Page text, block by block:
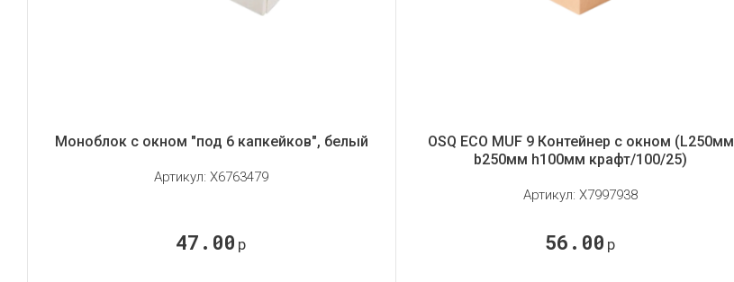
Моноблок с окном "под 6 капкейков", белый
Артикул: X6763479
47.00 р
OSQ ECO MUF 9 Контейнер с окном (L250мм
b250мм h100мм крафт/100/25)
Артикул: X7997938
56.00 р